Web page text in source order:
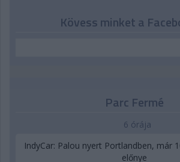
Kövess minket a
Parc Fermé
6 órája
IndyCar: Palou nyert Portlandben, már
előnye